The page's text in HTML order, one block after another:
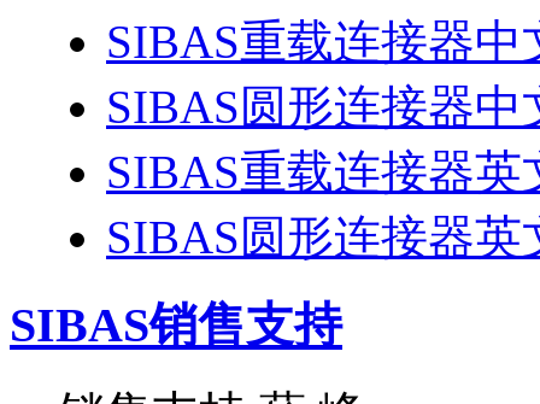
SIBAS重载连接器中
SIBAS圆形连接器中
SIBAS重载连接器英
SIBAS圆形连接器英
SIBAS销售支持